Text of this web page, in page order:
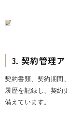
3. 契約管理ア
契約書類、契約期間
履歴を記録し、契約
備えています。